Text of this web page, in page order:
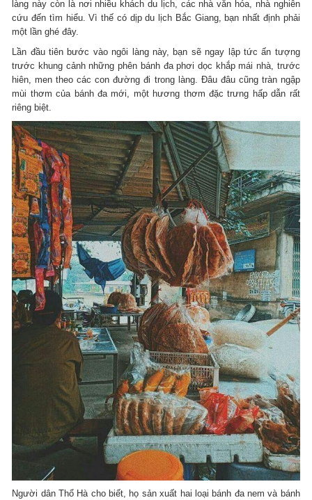
làng này còn là nơi nhiều khách du lịch, các nhà văn hóa, nhà nghiên
cứu đến tìm hiểu. Vì thế có dịp du lịch Bắc Giang, bạn nhất định phải
một lần ghé đây.
Lần đầu tiên bước vào ngôi làng này, bạn sẽ ngay lập tức ấn tượng
trước khung cảnh những phên bánh đa phơi dọc khắp mái nhà, trước
hiên, men theo các con đường đi trong làng. Đâu đâu cũng tràn ngập
mùi thơm của bánh đa mới, một hương thơm đặc trưng hấp dẫn rất
riêng biệt.
Người dân Thổ Hà cho biết, họ sản xuất hai loại bánh đa nem và bánh